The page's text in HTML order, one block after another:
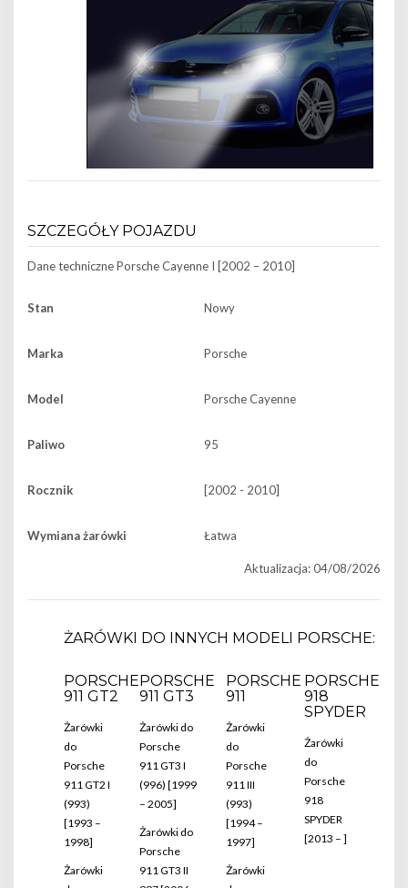
SZCZEGÓŁY POJAZDU
Dane technicznePorsche Cayenne I [2002 – 2010]
Stan Nowy
Marka Porsche
Model Porsche Cayenne
Paliwo 95
Rocznik [2002 - 2010]
Wymiana żarówki Łatwa
Aktualizacja: 04/08/2026
ŻARÓWKI DO INNYCH MODELI PORSCHE:
PORSCHE
911 GT2
Żarówki
do
Porsche
911 GT2 I
(993)
[1993 –
1998]
Żarówki
PORSCHE
911 GT3
Żarówki do
Porsche
911 GT3 I
(996) [1999
– 2005]
Żarówki do
Porsche
911 GT3 II
PORSCHE
911
Żarówki
do
Porsche
911 III
(993)
[1994 –
1997]
Żarówki
PORSCHE
918
SPYDER
Żarówki
do
Porsche
918
SPYDER
[2013 – ]